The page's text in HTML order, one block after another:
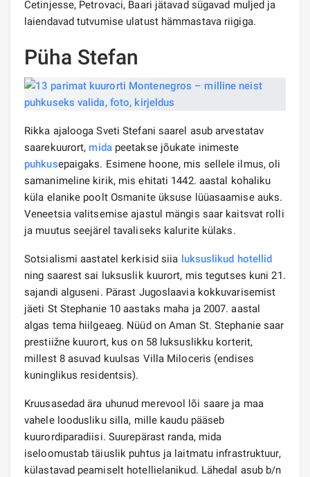
Cetinjesse, Petrovaci, Baari jätavad sügavad muljed ja
laiendavad tutvumise ulatust hämmastava riigiga.
Püha Stefan
Rikka ajalooga Sveti Stefani saarel asub arvestatav
saarekuurort, midapeetakse jõukate inimeste
puhkusepaigaks. Esimene hoone, mis sellele ilmus, oli
samanimeline kirik, mis ehitati 1442. aastal kohaliku
küla elanike poolt Osmanite üksuse lüüasaamise auks.
Veneetsia valitsemise ajastul mängis saar kaitsvat rolli
ja muutus seejärel tavaliseks kalurite külaks.
Sotsialismi aastatel kerkisid siia luksuslikud hotellid
ning saarest sai luksuslik kuurort, mis tegutses kuni 21.
sajandi alguseni. Pärast Jugoslaavia kokkuvarisemist
jäeti St Stephanie 10 aastaks maha ja 2007. aastal
algas tema hiilgeaeg. Nüüd on Aman St. Stephanie saar
prestiižne kuurort, kus on 58 luksuslikku korterit,
millest 8 asuvad kuulsas Villa Miloceris (endises
kuninglikus residentsis).
Kruusasedad ära uhunud merevool lõi saare ja maa
vahele loodusliku silla, mille kaudu pääseb
kuurordiparadiisi. Suurepärast randa, mida
iseloomustab täiuslik puhtus ja laitmatu infrastruktuur,
külastavad peamiselt hotellielanikud. Lähedal asub b/n